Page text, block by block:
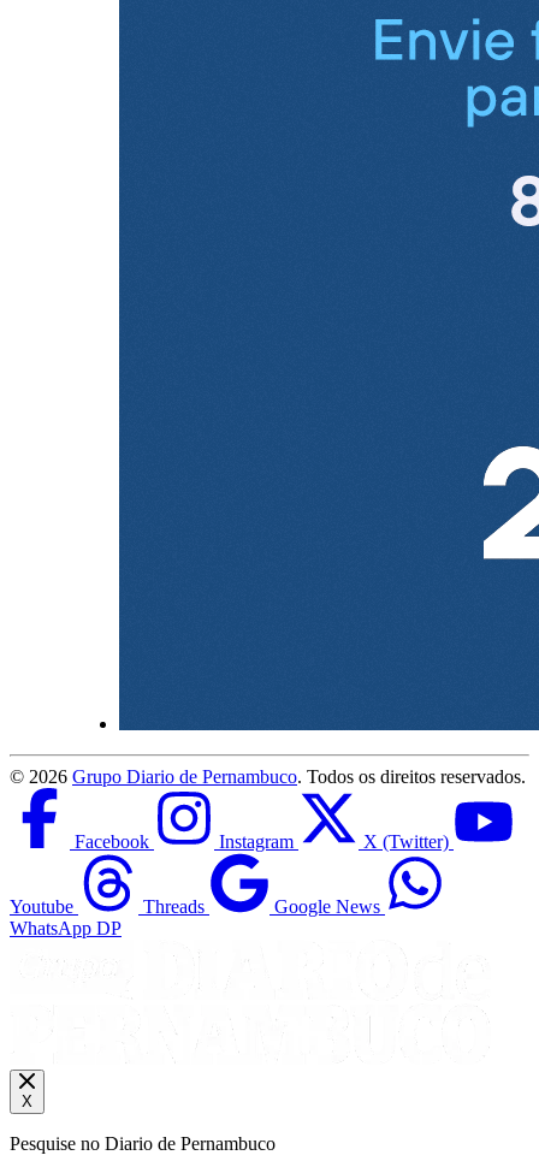
© 2026 Grupo Diario de Pernambuco. Todos os direitos reservados.
Facebook Instagram X (Twitter)
Youtube Threads
Google News
WhatsApp DP
X
Pesquise no Diario de Pernambuco